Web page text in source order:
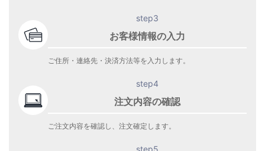
step3
お客様情報の入力
ご住所・連絡先・決済方法等を入力します。
step4
注文内容の確認
ご注文内容を確認し、注文確定します。
step5